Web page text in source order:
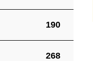
190
268